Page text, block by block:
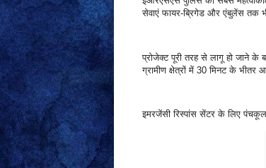
सेवाएं फायर-ब्रिगेड और एंबुलेंस तक
प्रोजेक्ट पूरी तरह से लागू हो जाने के
ग्रामीण क्षेत्रों में 30 मिनट के भीतर
इमरजेंसी रिस्पांस सेंटर के लिए